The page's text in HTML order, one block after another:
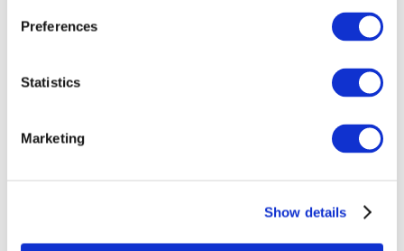
Preferences
Statistics
Marketing
Show details
Всі заходи
Концерти